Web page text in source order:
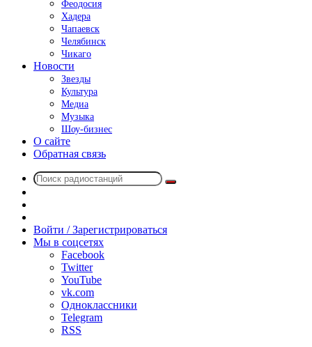
Феодосия
Хадера
Чапаевск
Челябинск
Чикаго
Новости
Звезды
Культура
Медиа
Музыка
Шоу-бизнес
О сайте
Обратная связь
Поиск
радио
Войти / Зарегистрироваться
Мы в соцсетях
Facebook
Twitter
YouTube
vk.com
Одноклассники
Telegram
RSS